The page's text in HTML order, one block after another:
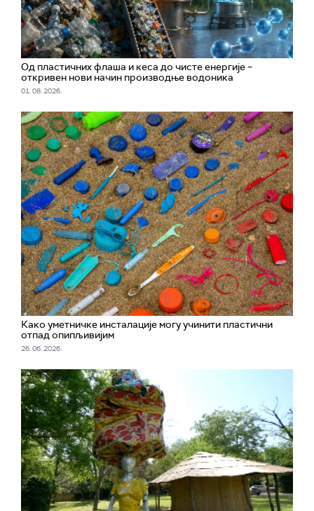
Од пластичних флаша и кеса до чисте енергије –
откривен нови начин производње водоника
01. 08. 2026.
Како уметничке инсталације могу учинити пластични
отпад опипљивијим
26. 06. 2026.